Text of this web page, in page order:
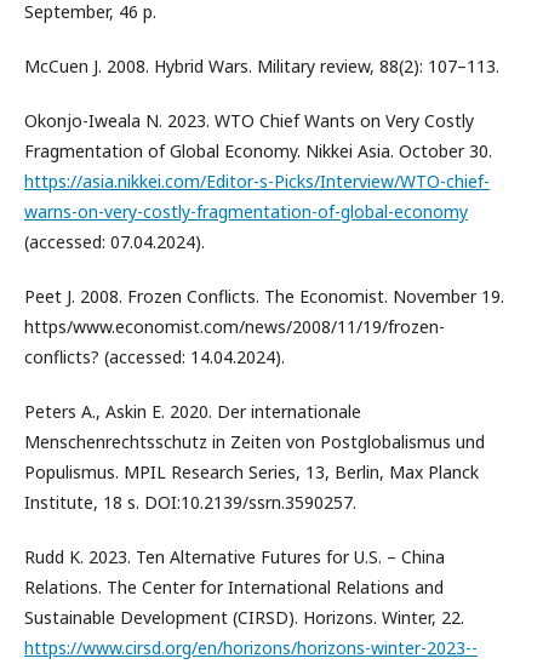
September, 46 p.
McCuen J. 2008. Hybrid Wars. Military review, 88(2): 107–113.
Okonjo-Iweala N. 2023. WTO Chief Wants on Very Costly
Fragmentation of Global Economy. Nikkei Asia. October 30.
https://asia.nikkei.com/Editor-s-Picks/Interview/WTO-chief-
warns-on-very-costly-fragmentation-of-global-economy
(accessed: 07.04.2024).
Peet J. 2008. Frozen Conflicts. The Economist. November 19.
https/www.economist.com/news/2008/11/19/frozen-
conflicts? (accessed: 14.04.2024).
Peters A., Askin E. 2020. Der internationale
Menschenrechtsschutz in Zeiten von Postglobalismus und
Populismus. MPIL Research Series, 13, Berlin, Max Planck
Institute, 18 s. DOI:10.2139/ssrn.3590257.
Rudd K. 2023. Ten Alternative Futures for U.S. – China
Relations. The Center for International Relations and
Sustainable Development (CIRSD). Horizons. Winter, 22.
https://www.cirsd.org/en/horizons/horizons-winter-2023--